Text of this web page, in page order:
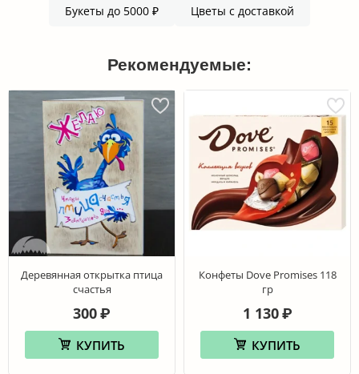
Букеты до 5000 ₽ Цветы с доставкой
Рекомендуемые:
Деревянная открытка птица
счастья
300₽
КУПИТЬ
Конфеты Dove Promises 118
гр
1 130 ₽
КУПИТЬ